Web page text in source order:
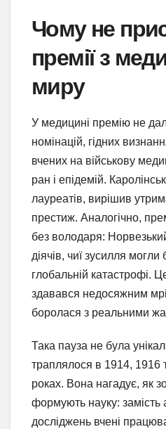
Чому не
премії з
миру
У медицині премію не
номінацій, гідних
вчених на військову
ран і епідемій.
лауреатів, вирішив
престиж. Аналогічно,
без володаря:
діячів, чиї зусилля могли
глобальній катастрофі.
здавався недосяжним
боролася з реальними
Така пауза не була
траплялося в 1914, 1916
роках. Вона нагадує, як
формують науку: замість
досліджень вчені